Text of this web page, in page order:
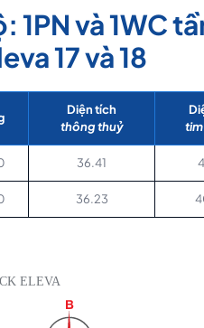
1PN và 1WC
17 và 18
Diện tích
thông thuỷ
36.41
36.23